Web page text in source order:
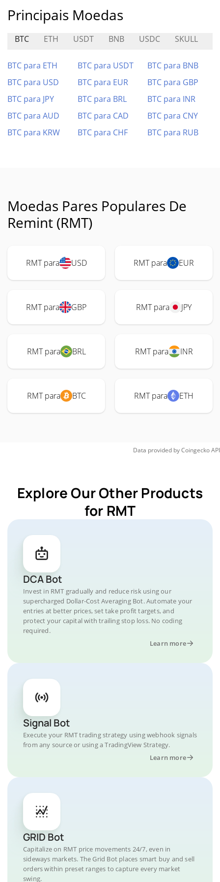
Principais Moedas
BTC ETH USDT BNB USDC SKULL
BTC para ETH BTC para USDT
BTC para BNB
BTC para USD
BTC para EUR
BTC para GBP
BTC para JPY
BTC para BRL
BTC para INR
BTC para AUD
BTC para CAD
BTC para CNY
BTC para KRW
BTC para CHF BTC para RUB
Moedas Pares Populares De
Remint (RMT)
RMT para USD RMT para EUR
RMT para GBP RMT para JPY
RMT para BRL RMT para INR
RMT para BTC RMT para ETH
Data provided byCoingeckoAPI
Explore Our Other Products
for RMT
DCA Bot
Invest in RMT gradually and reduce risk using our
supercharged Dollar-Cost Averaging Bot. Automate your
entries at better prices, set take profit targets, and
protect your capital with trailing stop loss. No coding
required.
Learn more
Signal Bot
Execute your RMT trading strategy using webhook signals
from any source or using a TradingView Strategy.
Learn more
GRID Bot
Capitalize on RMT price movements 24/7, even in
sideways markets. The Grid Bot places smart buy and sell
orders within preset ranges to capture every market
swing.